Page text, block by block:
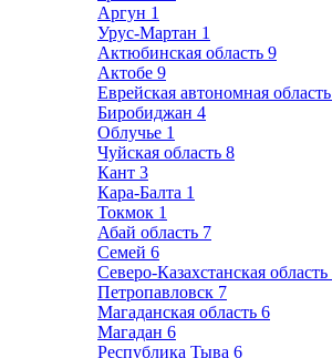
Аргун 1
Урус-Мартан 1
Актюбинская область 9
Актобе 9
Еврейская автономная область
Биробиджан 4
Облучье 1
Чуйская область 8
Кант 3
Кара-Балта 1
Токмок 1
Абай область 7
Семей 6
Северо-Казахстанская область
Петропавловск 7
Магаданская область 6
Магадан 6
Республика Тыва 6